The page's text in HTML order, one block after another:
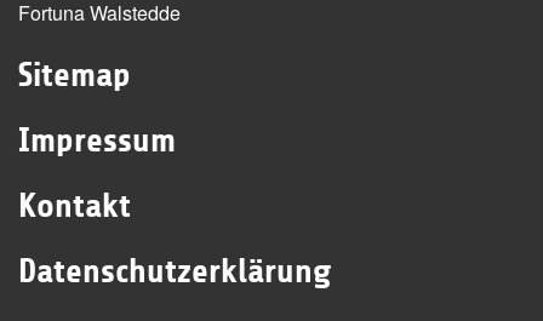
Fortuna Walstedde
Sitemap
Impressum
Kontakt
Datenschutzerklärung